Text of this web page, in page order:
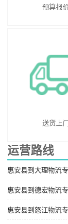
预算报
送货上门
运营路线
惠安县到大理物流
惠安县到德宏物流
惠安县到怒江物流